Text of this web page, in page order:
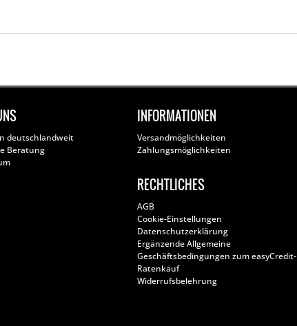
deutschlandweit
Beratung
INFORMATIONEN
Versandmöglichkeiten
Zahlungsmöglichkeiten
RECHTLICHES
AGB
Cookie-Einstellungen
Datenschutzerklärung
Ergänzende Allgemeine
Geschäftsbedingungen zum easyCredit-
Ratenkauf
Widerrufsbelehrung